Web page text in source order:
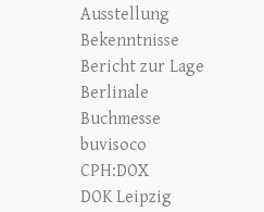
Ausstellung
Bekenntnisse
Bericht zur Lage
Berlinale
Buchmesse
buvisoco
CPH:DOX
DOK Leipzig